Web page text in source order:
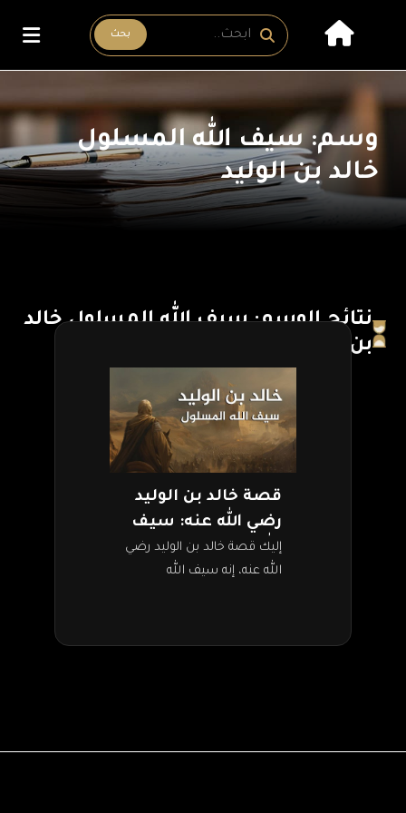
بحث
وسم: سيف الله المسلول
خالد بن الوليد
نتائج الوسم: سيف الله المسلول خالد
بن الوليد
قصة خالد بن الوليد
رضي الله عنه: سيف
الله المسلول
إليك قصة خالد بن الوليد رضي
الله عنه، إنه سيف الله